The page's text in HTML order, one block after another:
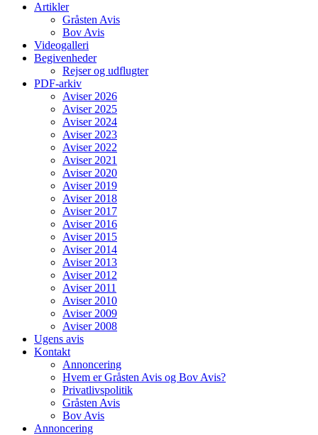
Artikler
Gråsten Avis
Bov Avis
Videogalleri
Begivenheder
Rejser og udflugter
PDF-arkiv
Aviser 2026
Aviser 2025
Aviser 2024
Aviser 2023
Aviser 2022
Aviser 2021
Aviser 2020
Aviser 2019
Aviser 2018
Aviser 2017
Aviser 2016
Aviser 2015
Aviser 2014
Aviser 2013
Aviser 2012
Aviser 2011
Aviser 2010
Aviser 2009
Aviser 2008
Ugens avis
Kontakt
Annoncering
Hvem er Gråsten Avis og Bov Avis?
Privatlivspolitik
Gråsten Avis
Bov Avis
Annoncering